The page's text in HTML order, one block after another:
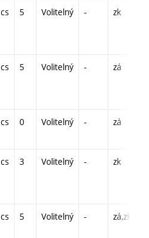
cs 5 Volitelný - zk
cs 5 Volitelný - zá
cs 0 Volitelný - zá
cs 3 Volitelný - zk
cs 5 Volitelný - zá,zk